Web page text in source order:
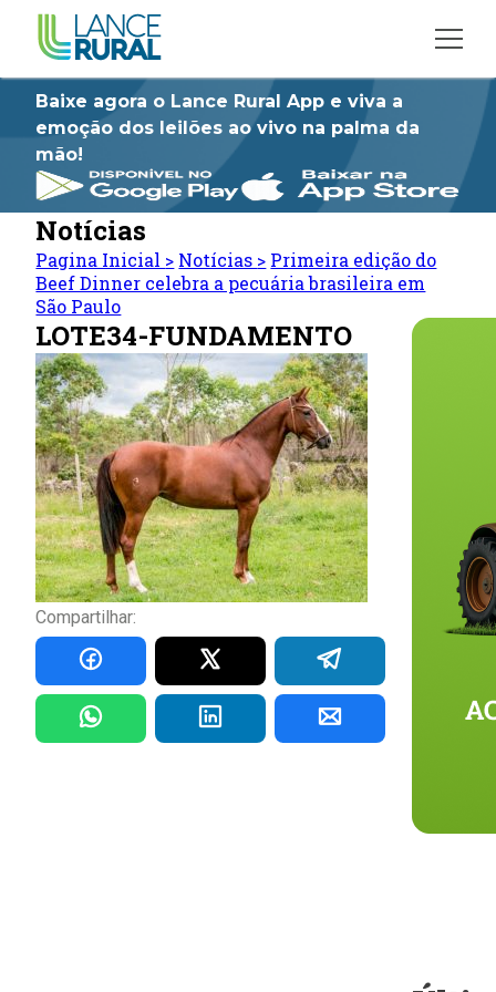
Baixe agora o Lance Rural App e viva a
emoção dos leilões ao vivo na palma da
mão!
Notícias
Pagina Inicial > Notícias > Primeira edição do
Beef Dinner celebra a pecuária brasileira em
São Paulo
LOTE34-FUNDAMENTO
Compartilhar: